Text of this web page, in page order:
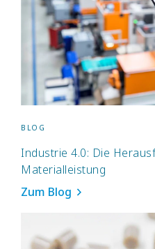
BLOG
Industrie 4.0: Die
Materialleistung
Zum Blog